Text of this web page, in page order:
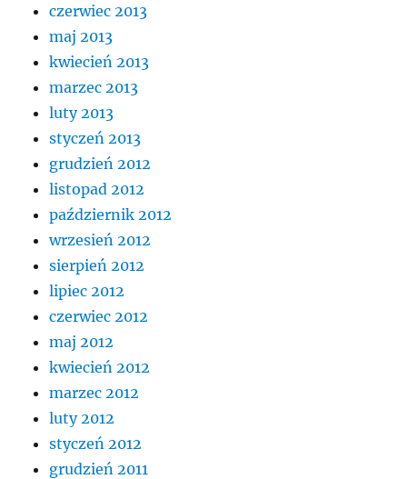
czerwiec 2013
maj 2013
kwiecień 2013
marzec 2013
luty 2013
styczeń 2013
grudzień 2012
listopad 2012
październik 2012
wrzesień 2012
sierpień 2012
lipiec 2012
czerwiec 2012
maj 2012
kwiecień 2012
marzec 2012
luty 2012
styczeń 2012
grudzień 2011